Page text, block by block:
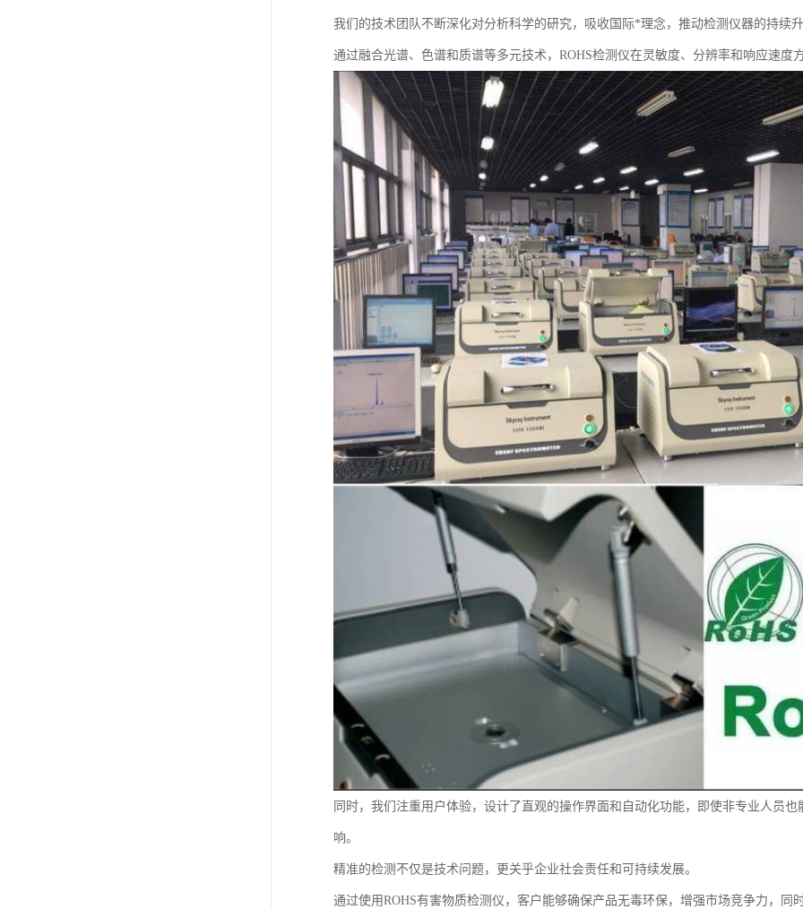
我们的技术团队不断深化对分析科学的研究，吸收国际*理念，推动检测仪器的持续
通过融合光谱、色谱和质谱等多元技术，ROHS检测仪在灵敏度、分辨率和响应速度
同时，我们注重用户体验，设计了直观的操作界面和自动化功能，即使非专业人员
响。
精准的检测不仅是技术问题，更关乎企业社会责任和可持续发展。
通过使用ROHS有害物质检测仪，客户能够确保产品无毒环保，增强市场竞争力，同